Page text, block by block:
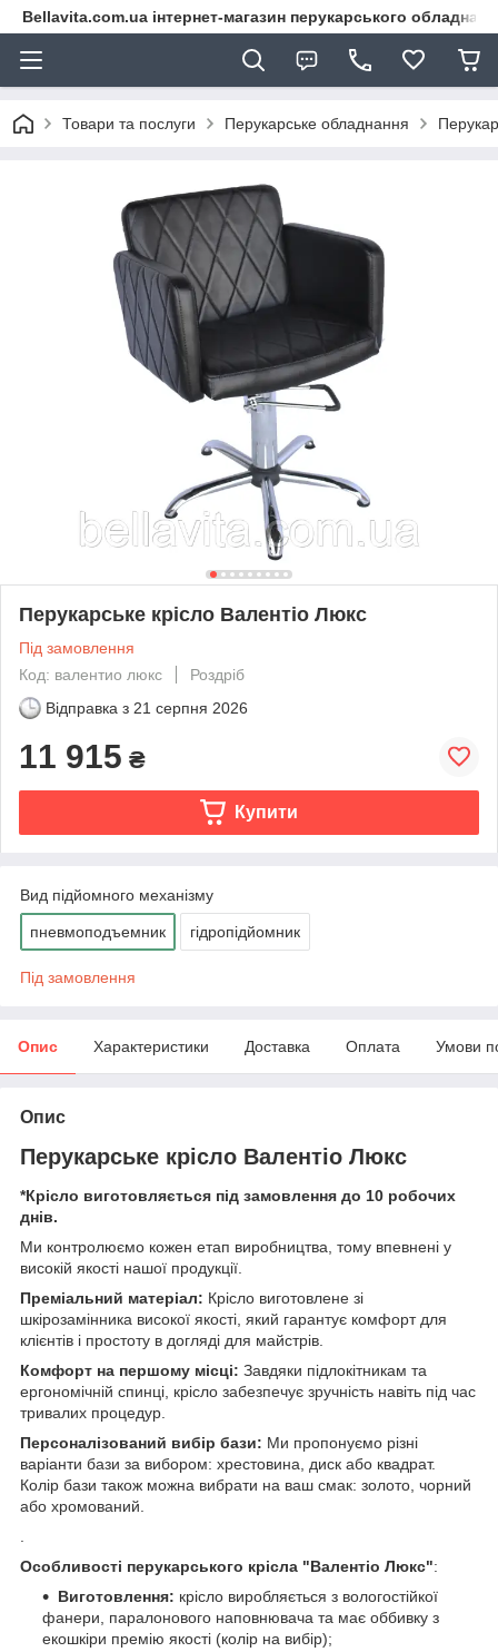
Bellavita.com.ua інтернет-магазин перукарського
Товари та послуги Перукарське обладнання
Перукарське крісло Валентіо Люкс
Під замовлення
Код: валентио люкс
Роздріб
Відправка з 21 серпня 2026
11 915 ₴
Купити
Вид підйомного механізму
пневмоподъемник гідропідйомник
Під замовлення
Опис Характеристики Доставка Оплата Умови
Опис
Перукарське крісло Валентіо Люкс
*Крісло виготовляється під замовлення до 10 робочих
днів.
Ми контролюємо кожен етап виробництва, тому впевнені у
високій якості нашої продукції.
Преміальний матеріал: Крісло виготовлене зі
шкірозамінника високої якості, який гарантує комфорт для
клієнтів і простоту в догляді для майстрів.
Комфорт на першому місці: Завдяки підлокітникам та
ергономічній спинці, крісло забезпечує зручність навіть під час
тривалих процедур.
Персоналізований вибір бази: Ми пропонуємо різні
варіанти бази за вибором: хрестовина, диск або квадрат.
Колір бази також можна вибрати на ваш смак: золото, чорний
або хромований.
.
Особливості перукарського крісла "Валентіо Люкс":
Виготовлення: крісло виробляється з вологостійкої
фанери, паралонового наповнювача та має оббивку з
екошкіри премію якості (колір на вибір);